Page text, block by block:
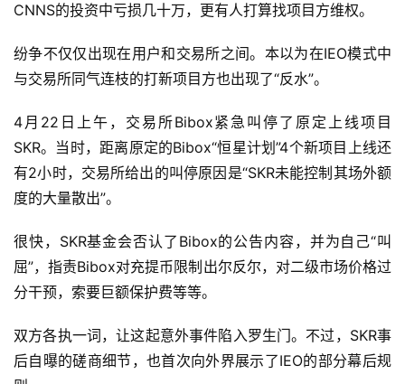
CNNS的投资中亏损几十万，更有人打算找项目方维权。
纷争不仅仅出现在用户和交易所之间。本以为在IEO模式中
与交易所同气连枝的打新项目方也出现了“反水”。
4月22日上午，交易所Bibox紧急叫停了原定上线项目
SKR。当时，距离原定的Bibox“恒星计划”4个新项目上线还
有2小时，交易所给出的叫停原因是“SKR未能控制其场外额
度的大量散出”。
很快，SKR基金会否认了Bibox的公告内容，并为自己“叫
屈”，指责Bibox对充提币限制出尔反尔，对二级市场价格过
分干预，索要巨额保护费等等。
双方各执一词，让这起意外事件陷入罗生门。不过，SKR事
后自曝的磋商细节，也首次向外界展示了IEO的部分幕后规